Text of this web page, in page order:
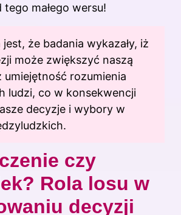
małego wersu!
że badania wykazały, iż
może zwiększyć naszą
umiejętność rozumienia
ludzi, co w konsekwencji
decyzje i wybory w
czy
Rola losu w
decyzji